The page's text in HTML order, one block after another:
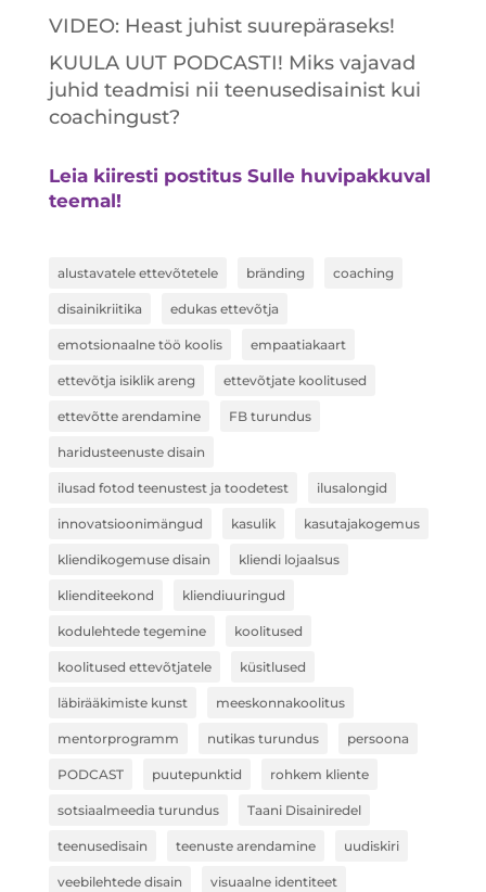
VIDEO: Heast juhist suurepäraseks!
KUULA UUT PODCASTI! Miks vajavad
juhid teadmisi nii teenusedisainist kui
coachingust?
Leia kiiresti postitus Sulle huvipakkuval
teemal!
alustavatele ettevõtetele bränding coaching
disainikriitika edukas ettevõtja
emotsionaalne töö koolis empaatiakaart
ettevõtja isiklik areng ettevõtjate koolitused
ettevõtte arendamine FB turundus
haridusteenuste disain
ilusad fotod teenustest ja toodetest ilusalongid
innovatsioonimängud kasulik kasutajakogemus
kliendikogemuse disain kliendi lojaalsus
klienditeekond kliendiuuringud
kodulehtede tegemine koolitused
koolitused ettevõtjatele küsitlused
läbirääkimiste kunst meeskonnakoolitus
mentorprogramm nutikas turundus persoona
PODCAST puutepunktid rohkem kliente
sotsiaalmeedia turundus Taani Disainiredel
teenusedisain teenuste arendamine uudiskiri
veebilehtede disain visuaalne identiteet